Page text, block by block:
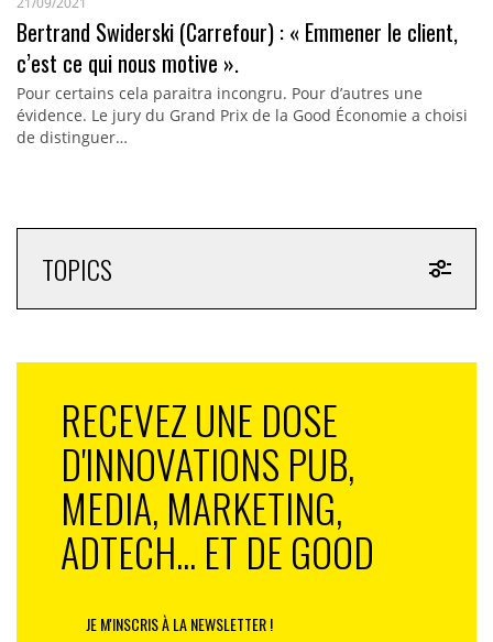
Bertrand Swiderski (Carrefour) : « Emmener le client,
c’est ce qui nous motive ».
Pour certains cela paraitra incongru. Pour d’autres une
évidence. Le jury du Grand Prix de la Good Économie a choisi
de distinguer…
TOPICS
RECEVEZ UNE DOSE
D'INNOVATIONS PUB,
MEDIA, MARKETING,
ADTECH... ET DE GOOD
JE M'INSCRIS À LA NEWSLETTER !